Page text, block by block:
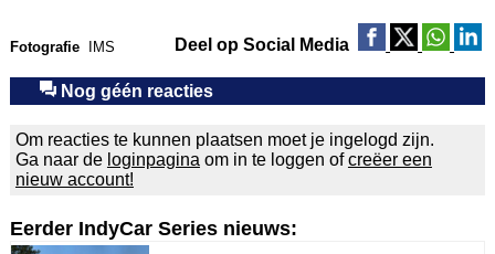
Fotografie IMS Deel op Social Media
Nog géén reacties
Om reacties te kunnen plaatsen moet je ingelogd zijn.
Ga naar de loginpagina om in te loggen ofcreëer een
nieuw account!
Eerder IndyCar Series nieuws: